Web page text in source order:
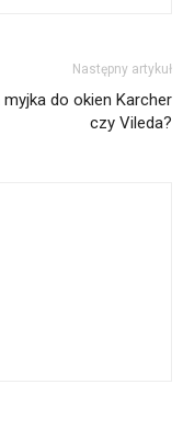
Następny artykuł
myjka do okien Karcher
czy Vileda?